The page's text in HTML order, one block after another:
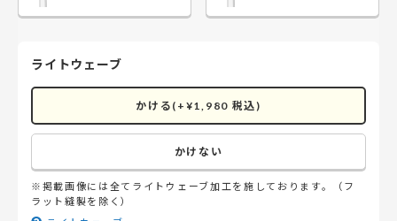
ライトウェーブ
かける(+¥1,980 税込)
かけない
※掲載画像には全てライトウェーブ加工を施しております。（フ
ラット縫製を除く）